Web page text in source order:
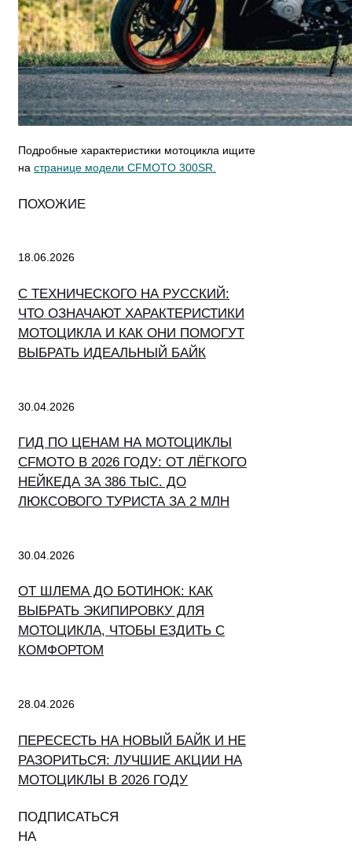
Подробные характеристики мотоцикла ищите
на странице модели CFMOTO 300SR.
ПОХОЖИЕ
18.06.2026
С ТЕХНИЧЕСКОГО НА РУССКИЙ:
ЧТО ОЗНАЧАЮТ ХАРАКТЕРИСТИКИ
МОТОЦИКЛА И КАК ОНИ ПОМОГУТ
ВЫБРАТЬ ИДЕАЛЬНЫЙ БАЙК
30.04.2026
ГИД ПО ЦЕНАМ НА МОТОЦИКЛЫ
CFMOTO В 2026 ГОДУ: ОТ ЛЁГКОГО
НЕЙКЕДА ЗА 386 ТЫС. ДО
ЛЮКСОВОГО ТУРИСТА ЗА 2 МЛН
30.04.2026
ОТ ШЛЕМА ДО БОТИНОК: КАК
ВЫБРАТЬ ЭКИПИРОВКУ ДЛЯ
МОТОЦИКЛА, ЧТОБЫ ЕЗДИТЬ С
КОМФОРТОМ
28.04.2026
ПЕРЕСЕСТЬ НА НОВЫЙ БАЙК И НЕ
РАЗОРИТЬСЯ: ЛУЧШИЕ АКЦИИ НА
МОТОЦИКЛЫ В 2026 ГОДУ
ПОДПИСАТЬСЯ
НА